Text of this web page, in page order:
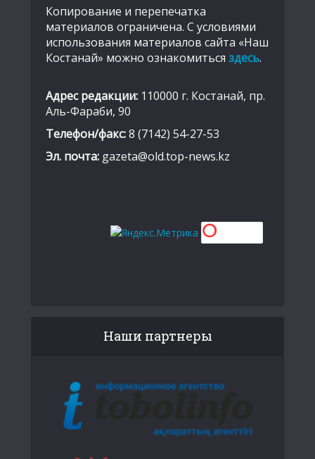
Копирование и перепечатка
материалов ограничена. С условиями
использования материалов сайта «Наш
Костанай» можно ознакомиться здесь.
Адрес редакции: 110000 г. Костанай, пр.
Аль-Фараби, 90
Телефон/факс:8 (7142) 54-27-53
Эл. почта: gazeta@old.top-news.kz
Наши партнеры